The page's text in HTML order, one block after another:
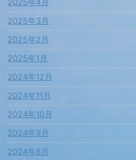
2025年4月
2025年3月
2025年2月
2025年1月
2024年12月
2024年11月
2024年10月
2024年9月
2024年8月